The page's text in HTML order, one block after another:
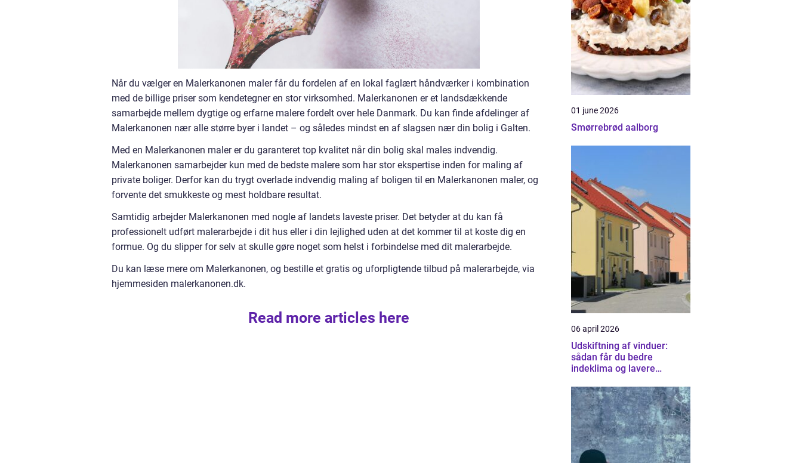
Når du vælger en Malerkanonen maler får du fordelen af en lokal faglært håndværker i kombination
med de billige priser som kendetegner en stor virksomhed. Malerkanonen er et landsdækkende
samarbejde mellem dygtige og erfarne malere fordelt over hele Danmark. Du kan finde afdelinger af
Malerkanonen nær alle større byer i landet – og således mindst en af slagsen nær din bolig i Galten.
Med en Malerkanonen maler er du garanteret top kvalitet når din bolig skal males indvendig.
Malerkanonen samarbejder kun med de bedste malere som har stor ekspertise inden for maling af
private boliger. Derfor kan du trygt overlade indvendig maling af boligen til en Malerkanonen maler, og
forvente det smukkeste og mest holdbare resultat.
Samtidig arbejder Malerkanonen med nogle af landets laveste priser. Det betyder at du kan få
professionelt udført malerarbejde i dit hus eller i din lejlighed uden at det kommer til at koste dig en
formue. Og du slipper for selv at skulle gøre noget som helst i forbindelse med dit malerarbejde.
Du kan læse mere om Malerkanonen, og bestille et gratis og uforpligtende tilbud på malerarbejde, via
hjemmesiden malerkanonen.dk.
Read more articles here
01 june 2026
Smørrebrød aalborg
06 april 2026
Udskiftning af vinduer:
sådan får du bedre
indeklima og lavere